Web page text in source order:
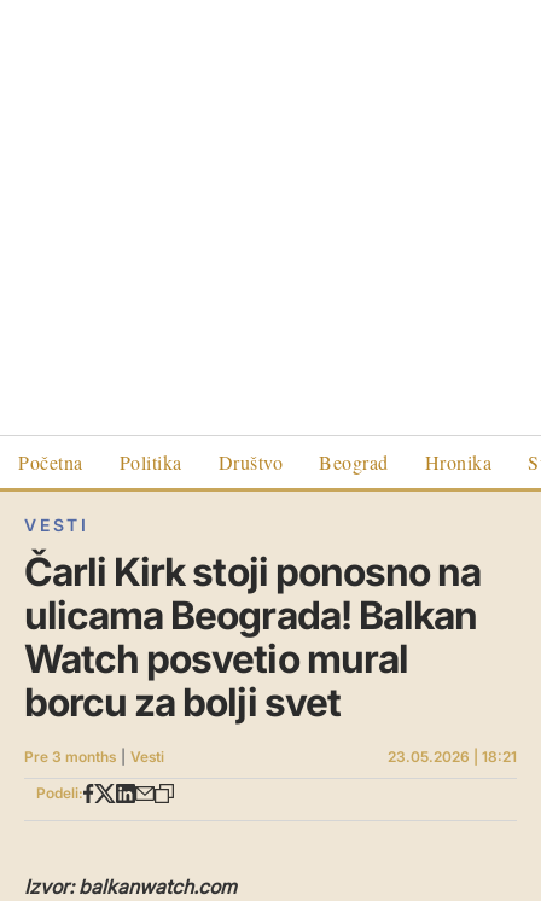
Početna Politika Društvo Beograd Hronika
VESTI
Čarli Kirk stoji ponosno na
ulicama Beograda! Balkan
Watch posvetio mural
borcu za bolji svet
Pre 3 months Vesti
23.05.2026 | 18:21
Podeli:
Izvor: balkanwatch.com